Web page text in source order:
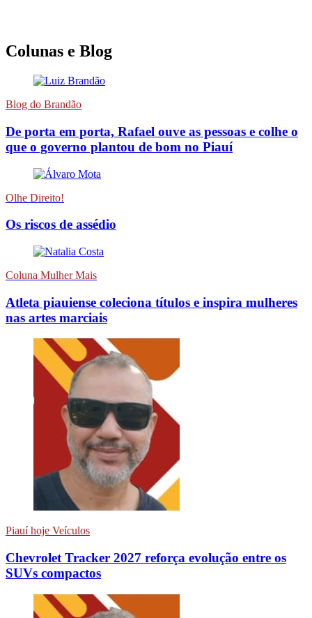
Colunas e Blog
Blog do Brandão
De porta em porta, Rafael ouve as pessoas e colhe o
que o governo plantou de bom no Piauí
Olhe Direito!
Os riscos de assédio
Coluna Mulher Mais
Atleta piauiense coleciona títulos e inspira mulheres
nas artes marciais
Piauí hoje Veículos
Chevrolet Tracker 2027 reforça evolução entre os
SUVs compactos